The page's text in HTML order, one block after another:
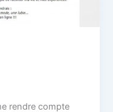
rendre compte